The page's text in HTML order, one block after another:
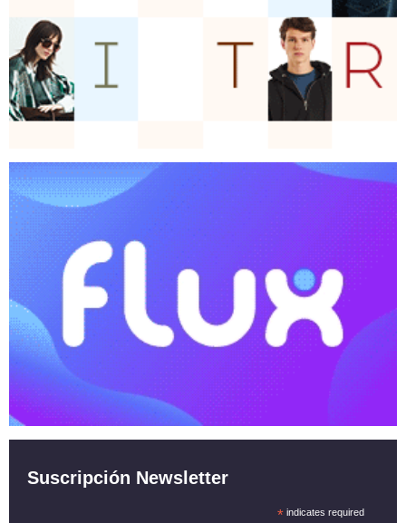
Suscripción Newsletter
* indicates required